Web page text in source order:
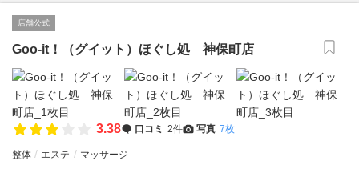
店舗公式
Goo-it！（グイット）ほぐし処 神保町店
3.38 口コミ 2件 写真 7枚
整体 エステ マッサージ